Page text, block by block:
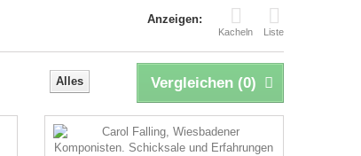
Anzeigen:
Kacheln Liste
Vergleichen (0)
Alles